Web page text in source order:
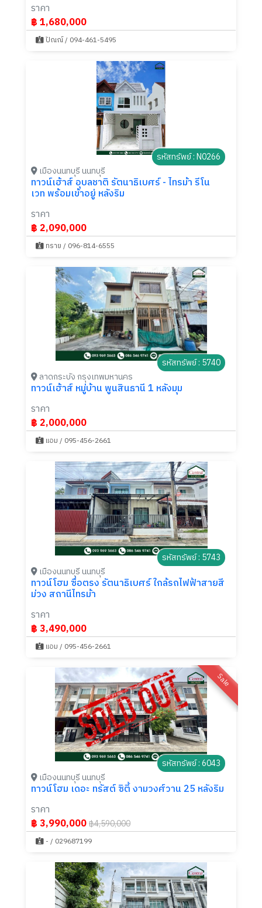
ราคา
฿ 1,680,000
ปัณณ์ / 094-461-5495
รหัสทรัพย์ : N0266
เมืองนนทบุรี นนทบุรี
ทาวน์เฮ้าส์ อุบลชาติ รัตนาธิเบศร์ - ไทรม้า รีโน
เวท พร้อมเข้าอยู่ หลังริม
ราคา
฿ 2,090,000
ทราย / 096-814-6555
รหัสทรัพย์ : 5740
ลาดกระบัง กรุงเทพมหานคร
ทาวน์เฮ้าส์ หมู่บ้าน พูนสินธานี 1 หลังมุม
ราคา
฿ 2,000,000
แอม / 095-456-2661
รหัสทรัพย์ : 5743
เมืองนนทบุรี นนทบุรี
ทาวน์โฮม ซื่อตรง รัตนาธิเบศร์ ใกล้รถไฟฟ้าสายสี
ม่วง สถานีไทรม้า
ราคา
฿ 3,490,000
แอม / 095-456-2661
Sale
รหัสทรัพย์ : 6043
เมืองนนทบุรี นนทบุรี
ทาวน์โฮม เดอะ ทรัสต์ ซิตี้ งามวงศ์วาน 25 หลังริม
ราคา
฿ 3,990,000฿4,590,000
- / 029687199